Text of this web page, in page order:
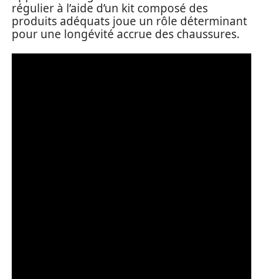
régulier à l’aide d’un kit composé des
produits adéquats joue un rôle déterminant
pour une longévité accrue des chaussures.